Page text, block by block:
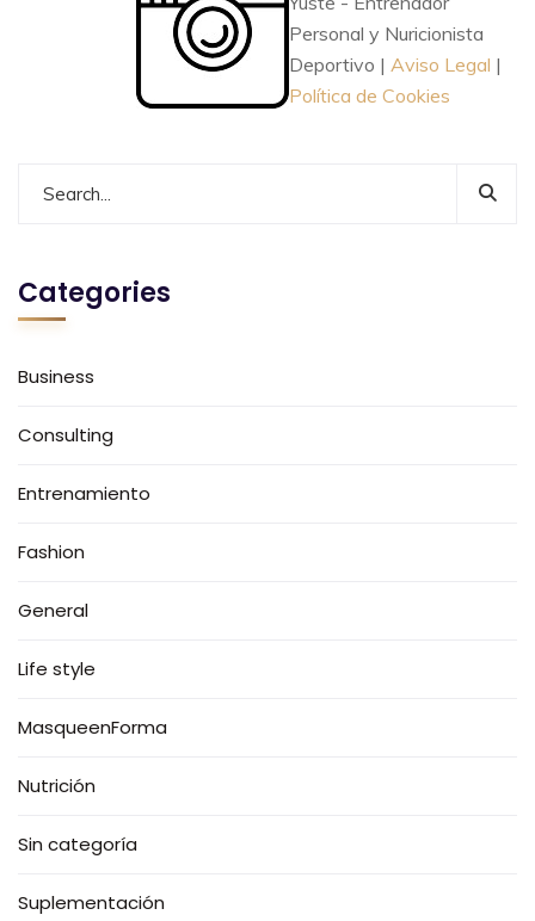
Personal y Nuricionista
Deportivo | Aviso Legal |
Política de Cookies
Categories
Business
Consulting
Entrenamiento
Fashion
General
Life style
MasqueenForma
Nutrición
Sin categoría
Suplementación